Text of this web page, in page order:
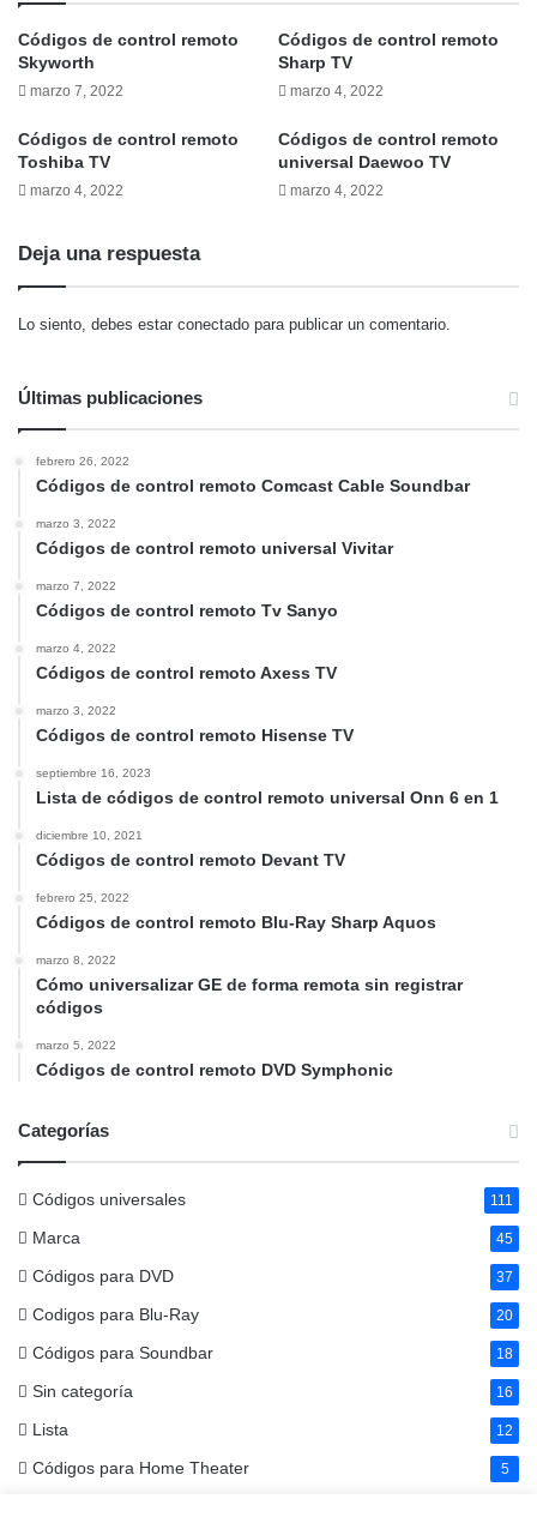
Códigos de control remoto
Skyworth
marzo 7, 2022
Códigos de control remoto
Sharp TV
marzo 4, 2022
Códigos de control remoto
Toshiba TV
marzo 4, 2022
Códigos de control remoto
universal Daewoo TV
marzo 4, 2022
Deja una respuesta
Lo siento, debes estar conectado para publicar un comentario.
Últimas publicaciones
febrero 26, 2022
Códigos de control remoto Comcast Cable Soundbar
marzo 3, 2022
Códigos de control remoto universal Vivitar
marzo 7, 2022
Códigos de control remoto Tv Sanyo
marzo 4, 2022
Códigos de control remoto Axess TV
marzo 3, 2022
Códigos de control remoto Hisense TV
septiembre 16, 2023
Lista de códigos de control remoto universal Onn 6 en 1
diciembre 10, 2021
Códigos de control remoto Devant TV
febrero 25, 2022
Códigos de control remoto Blu-Ray Sharp Aquos
marzo 8, 2022
Cómo universalizar GE de forma remota sin registrar
códigos
marzo 5, 2022
Códigos de control remoto DVD Symphonic
Categorías
Códigos universales 111
Marca 45
Códigos para DVD 37
Codigos para Blu-Ray 20
Códigos para Soundbar 18
Sin categoría 16
Lista 12
Códigos para Home Theater 5